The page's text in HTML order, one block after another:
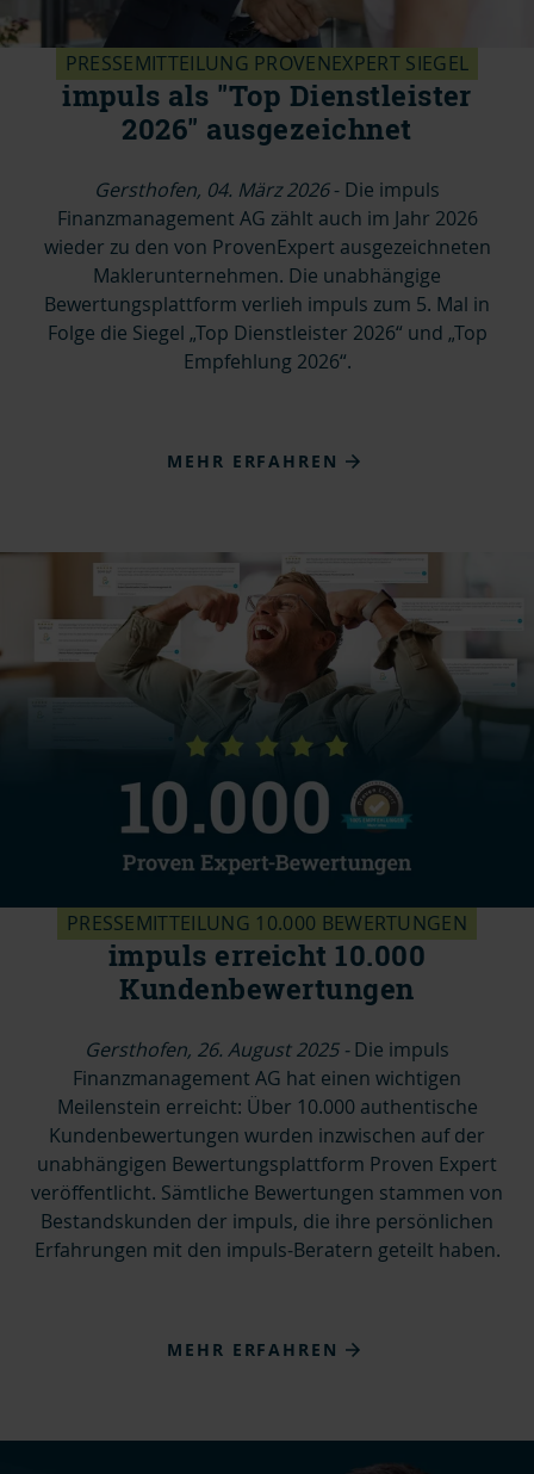
PRESSEMITTEILUNG PROVENEXPERT SIEGEL
impuls als "Top Dienstleister
2026" ausgezeichnet
Gersthofen, 04. März 2026- Die impuls
Finanzmanagement AG zählt auch im Jahr 2026
wieder zu den von ProvenExpert ausgezeichneten
Maklerunternehmen. Die unabhängige
Bewertungsplattform verlieh impuls zum 5. Mal in
Folge die Siegel „Top Dienstleister 2026“ und „Top
Empfehlung 2026“.
MEHR ERFAHREN
PRESSEMITTEILUNG 10.000 BEWERTUNGEN
impuls erreicht 10.000
Kundenbewertungen
Gersthofen, 26. August 2025 -Die impuls
Finanzmanagement AG hat einen wichtigen
Meilenstein erreicht: Über 10.000 authentische
Kundenbewertungen wurden inzwischen auf der
unabhängigen Bewertungsplattform Proven Expert
veröffentlicht. Sämtliche Bewertungen stammen von
Bestandskunden der impuls, die ihre persönlichen
Erfahrungen mit den impuls-Beratern geteilt haben.
MEHR ERFAHREN